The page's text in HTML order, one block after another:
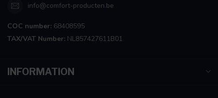
info@comfort-producten.be
COC number: 68408595
TAX/VAT Number: NL857427611B01
INFORMATION